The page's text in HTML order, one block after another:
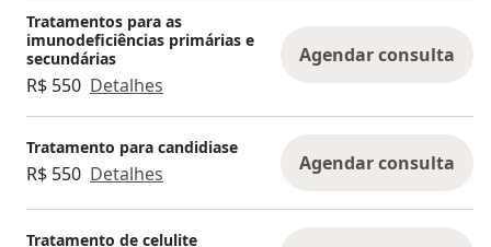
Tratamentos para as
imunodeficiências primárias e
secundárias
R$ 550 Detalhes
Agendar consulta
Tratamento para candidiase
R$ 550 Detalhes Agendar consulta
Tratamento de celulite